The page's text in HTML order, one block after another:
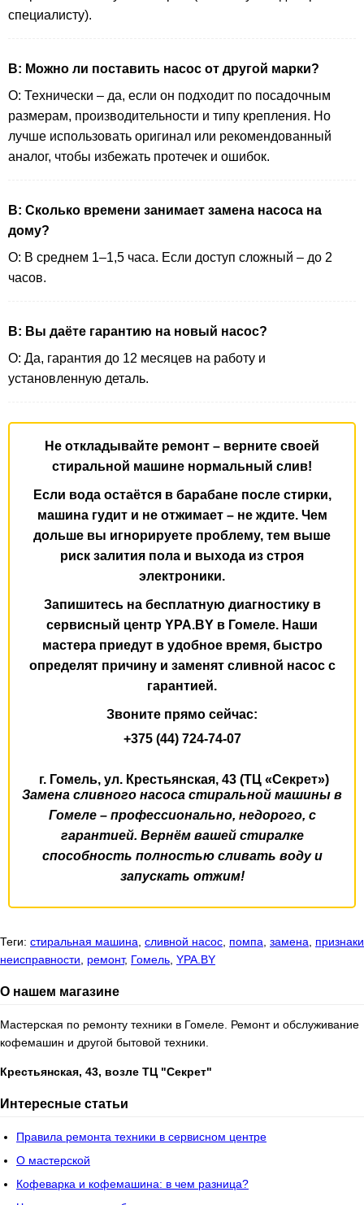
специалисту).
В: Можно ли поставить насос от другой марки?
О: Технически – да, если он подходит по посадочным
размерам, производительности и типу крепления. Но
лучше использовать оригинал или рекомендованный
аналог, чтобы избежать протечек и ошибок.
В: Сколько времени занимает замена насоса на
дому?
О: В среднем 1–1,5 часа. Если доступ сложный – до 2
часов.
В: Вы даёте гарантию на новый насос?
О: Да, гарантия до 12 месяцев на работу и
установленную деталь.
Не откладывайте ремонт – верните своей
стиральной машине нормальный слив!
Если вода остаётся в барабане после стирки,
машина гудит и не отжимает – не ждите. Чем
дольше вы игнорируете проблему, тем выше
риск залития пола и выхода из строя
электроники.
Запишитесь на бесплатную диагностикув
сервисный центр YPA.BY в Гомеле. Наши
мастера приедут в удобное время, быстро
определят причину и заменят сливной насос с
гарантией.
Звоните прямо сейчас:
+375 (44) 724-74-07
г. Гомель, ул. Крестьянская, 43(ТЦ «Секрет»)
Замена сливного насоса стиральной машины в
Гомеле – профессионально, недорого, с
гарантией. Вернём вашей стиралке
способность полностью сливать воду и
запускать отжим!
Теги: стиральная машина сливной насос помпа замена
признаки
неисправности
ремонт, Гомель YPA.BY
О нашем магазине
Мастерская по ремонту техники в Гомеле. Ремонт и обслуживание
кофемашин и другой бытовой техники.
Крестьянская, 43, возле ТЦ "Секрет"
Интересные статьи
Правила ремонта техники в сервисном центре
О мастерской
Кофеварка и кофемашина: в чем разница?